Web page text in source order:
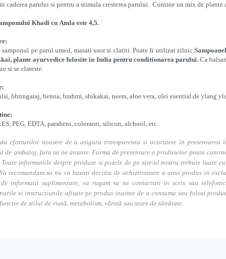
caderea parului si pentru a stimula cresterea parului. Contine un mix de
Khadi cu Amla este 4,5.
pe parul umed, masati usor si clatiti. Poate fi utilizat zilnic.
plante ayurvedice folosite in India pentru conditionarea parului.Ca
si se clateste.
bhringaraj, henna, brahmi, shikakai, neem, aloe vera, ulei esential de ylang
PEG, EDTA, parabeni, coloranti, silicon, alchool, etc.
eforturilor noastre de a asigura transparenta si acuratete in
de ambalaj, fara sa ne anunte. Forma de prezentare a produselor poate
Toate informatiile despre produse si pozele de pe site-ul nostru trebuie
recomandam sa nu va bazati decizia de achizitionare a unui produs in
de informatii suplimentare, va rugam sa ne contactati in scris sau
si instructiunile afisate pe produs inainte de a consuma sau folosi
de stilul de viață, metabolism, vârstă sau stare de sănătate.